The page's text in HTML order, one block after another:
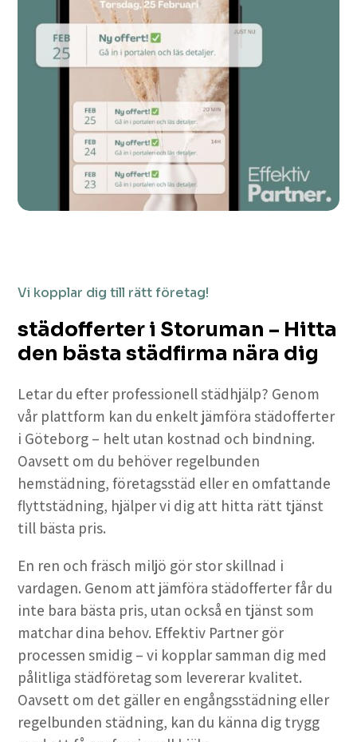
Vi kopplar dig till rätt företag!
städofferter i Storuman – Hitta
den bästa städfirma nära dig
Letar du efter professionell städhjälp? Genom
vår plattform kan du enkelt jämföra städofferter
i Göteborg – helt utan kostnad och bindning.
Oavsett om du behöver regelbunden
hemstädning, företagsstäd eller en omfattande
flyttstädning, hjälper vi dig att hitta rätt tjänst
till bästa pris.
En ren och fräsch miljö gör stor skillnad i
vardagen. Genom att jämföra städofferter får du
inte bara bästa pris, utan också en tjänst som
matchar dina behov. Effektiv Partner gör
processen smidig – vi kopplar samman dig med
pålitliga städföretag som levererar kvalitet.
Oavsett om det gäller en engångsstädning eller
regelbunden städning, kan du känna dig trygg